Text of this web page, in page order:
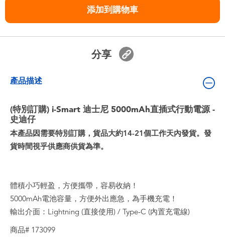
電池
盲盒
人氣角色
添加到購物車
分享
產品描述
(特別訂購) i-Smart 迪士尼 5000mAh直插式行動電源 -
史迪仔
本產品因需要特別訂購，貨品大約14-21個工作天內發貨。發
貨時間視乎供應商供貨為準。
體積小巧輕盈，方便攜帶，容易收納！
5000mAh電池容量，方便外出應急，為手機充電！
輸出介面：Lightning (直接使用) / Type-C (內置充電線)
商品# 173099